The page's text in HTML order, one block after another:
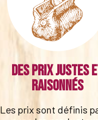
Des prix justes
raisonnés
Les prix sont définis